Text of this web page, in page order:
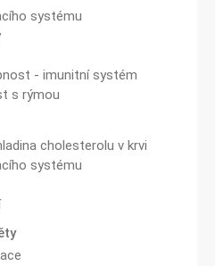
systému
- imunitní systém
s rýmou
cholesterolu v krvi
systému